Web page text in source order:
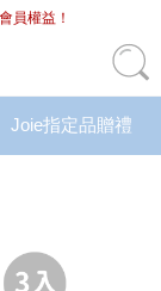
員權益！
Joie指定品贈禮